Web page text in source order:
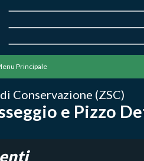
Principale
Conservazione (ZSC)
e Pizzo